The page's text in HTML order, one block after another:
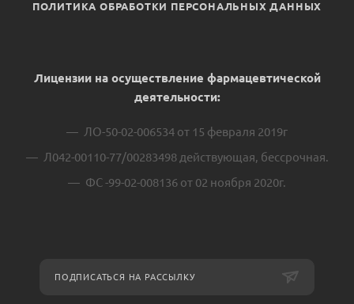
ПОЛИТИКА ОБРАБОТКИ ПЕРСОНАЛЬНЫХ ДАННЫХ
Лицензии на осуществление фармацевтической
деятельности:
ЛО-50-02-006534 от 15 февраля 2019г
Л042-00110-77/00283498 действующая, бессрочная.
ФС -99-02-008136 от 02 ноября 2020г.
ПОДПИСАТЬСЯ НА РАССЫЛКУ